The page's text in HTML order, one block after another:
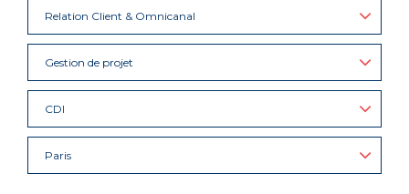
Relation Client & Omnicanal
Gestion de projet
CDI
Paris